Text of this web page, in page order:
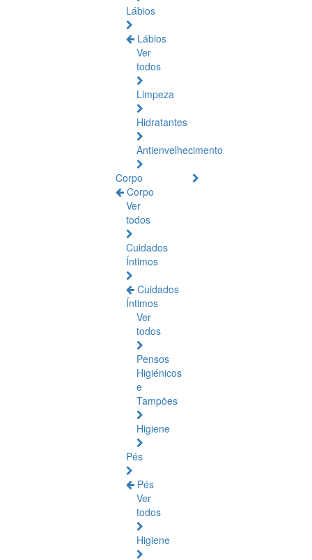
Lábios
Lábios
Ver
todos
Limpeza
Hidratantes
Antienvelhecimento
Corpo
Corpo
Ver
todos
Cuidados
Íntimos
Cuidados
Íntimos
Ver
todos
Pensos
Higiénicos
e
Tampões
Higiene
Pés
Pés
Ver
todos
Higiene